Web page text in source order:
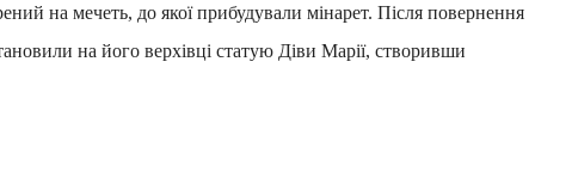
на мечеть, до якої прибудували мінарет. Після повернення
на його верхівці статую Діви Марії, створивши